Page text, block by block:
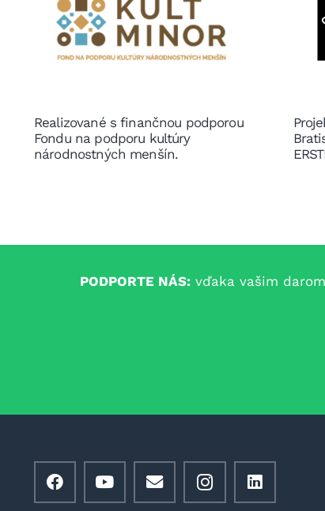
Realizované s finančnou podporou
Fondu na podporu kultúry
národnostných menšín.
PODPORTE NÁS:vďaka vašim